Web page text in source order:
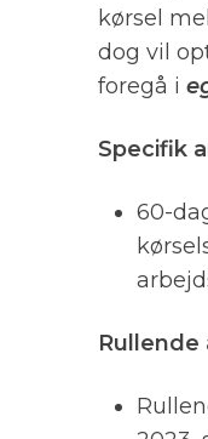
kørsel
dog vil
foregå i
Specifik
60-
Rullende